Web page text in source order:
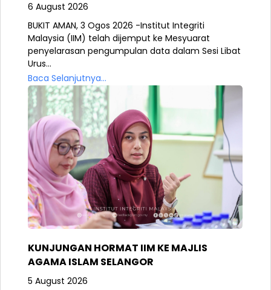
6 August 2026
BUKIT AMAN, 3 Ogos 2026 -Institut Integriti
Malaysia (IIM) telah dijemput ke Mesyuarat
penyelarasan pengumpulan data dalam Sesi Libat
Urus...
Baca Selanjutnya...
KUNJUNGAN HORMAT IIM KE MAJLIS
AGAMA ISLAM SELANGOR
5 August 2026